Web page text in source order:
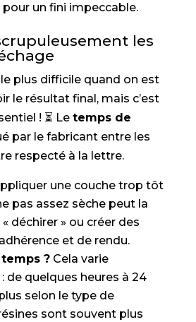
un fini impeccable.
les
plus difficile quand on est
le résultat final, mais c’est
! ⏳ Le temps de
par le fabricant entre les
respecté à la lettre.
une couche trop tôt
pas assez sèche peut la
déchirer » ou créer des
et de rendu.
?Cela varie
de quelques heures à 24
selon le type de
sont souvent plus